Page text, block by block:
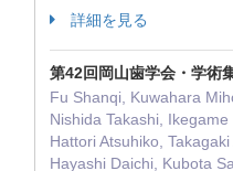
詳細を見る
第42回岡山歯学会・学術
Fu Shanqi, Kuwahara
Nishida Takashi,
Hattori Atsuhiko,
Hayashi Daichi, Kubota